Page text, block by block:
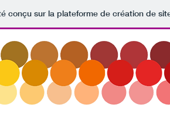
conçu sur la plateforme de création de